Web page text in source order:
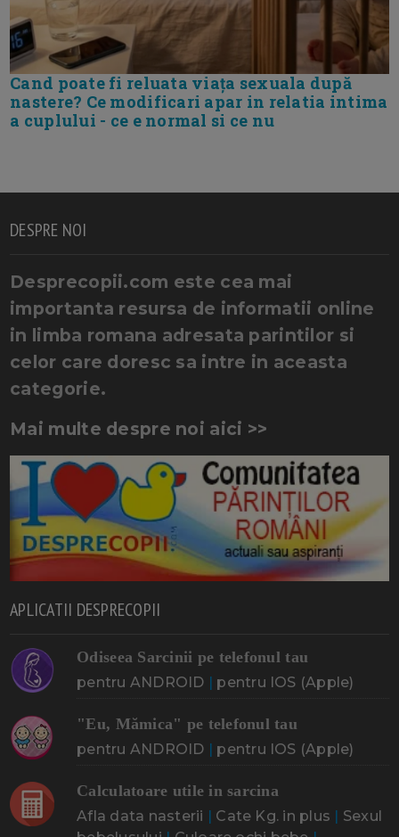
Cand poate fi reluata viața sexuala după
nastere? Ce modificari apar in relatia intima
a cuplului - ce e normal si ce nu
DESPRE NOI
Desprecopii.com este cea mai
importanta resursa de informatii online
in limba romana adresata parintilor si
celor care doresc sa intre in aceasta
categorie.
Mai multe despre noi aici >>
APLICATII DESPRECOPII
Odiseea Sarcinii pe telefonul tau
pentru ANDROID pentru IOS (Apple)
"Eu, Mămica" pe telefonul tau
pentru ANDROID pentru IOS (Apple)
Calculatoare utile in sarcina
Afla data nasterii Cate Kg. in plus
Sexul